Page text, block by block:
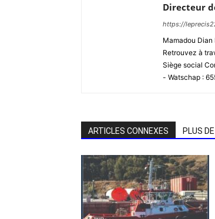
Directeur
https://
Mamadou
Retrouvez à
Siège social
- Watschap :
ARTICLES CONNEXES PLUS